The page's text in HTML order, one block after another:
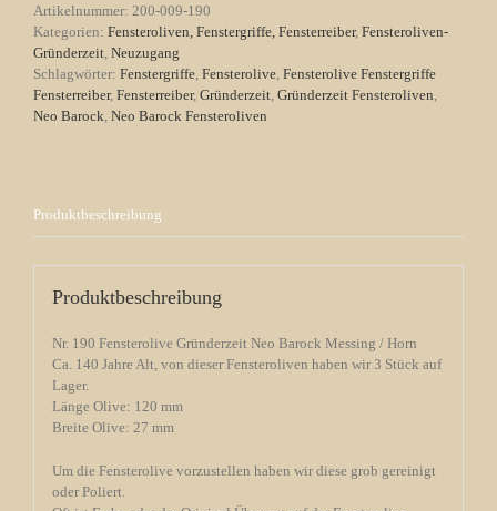
Artikelnummer: 200-009-190
Kategorien: Fensteroliven, Fenstergriffe, Fensterreiber, Fensteroliven-
Gründerzeit Neuzugang
Schlagwörter: Fenstergriffe Fensterolive Fensterolive Fenstergriffe
Fensterreiber, Fensterreiber, Gründerzeit Gründerzeit Fensteroliven
Neo Barock Neo Barock Fensteroliven
Produktbeschreibung
Produktbeschreibung
Nr. 190 Fensterolive Gründerzeit Neo Barock Messing / Horn
Ca. 140 Jahre Alt, von dieser Fensteroliven haben wir 3 Stück auf
Lager.
Länge Olive: 120 mm
Breite Olive: 27 mm
Um die Fensterolive vorzustellen haben wir diese grob gereinigt
oder Poliert.